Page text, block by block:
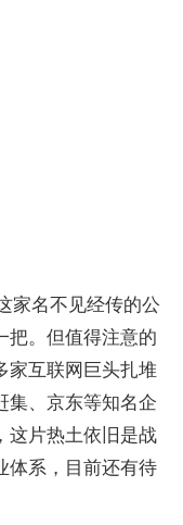
家名不见经传的公
把。但值得注意的
家互联网巨头扎堆
集、京东等知名企
这片热土依旧是战
系，目前还有待